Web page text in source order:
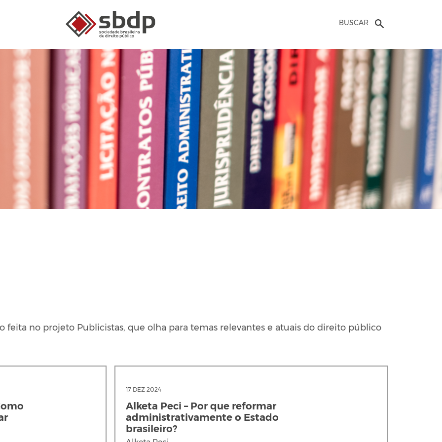
BUSCAR
feita no projeto Publicistas, que olha para temas relevantes e atuais do direito público
17 DEZ 2024
Alketa Peci – Por que reformar
administrativamente o Estado
brasileiro?